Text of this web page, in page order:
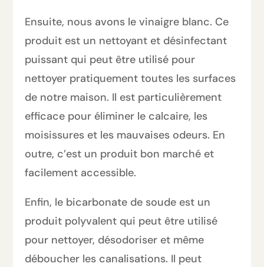
Ensuite, nous avons le vinaigre blanc. Ce
produit est un nettoyant et désinfectant
puissant qui peut être utilisé pour
nettoyer pratiquement toutes les surfaces
de notre maison. Il est particulièrement
efficace pour éliminer le calcaire, les
moisissures et les mauvaises odeurs. En
outre, c’est un produit bon marché et
facilement accessible.
Enfin, le bicarbonate de soude est un
produit polyvalent qui peut être utilisé
pour nettoyer, désodoriser et même
déboucher les canalisations. Il peut